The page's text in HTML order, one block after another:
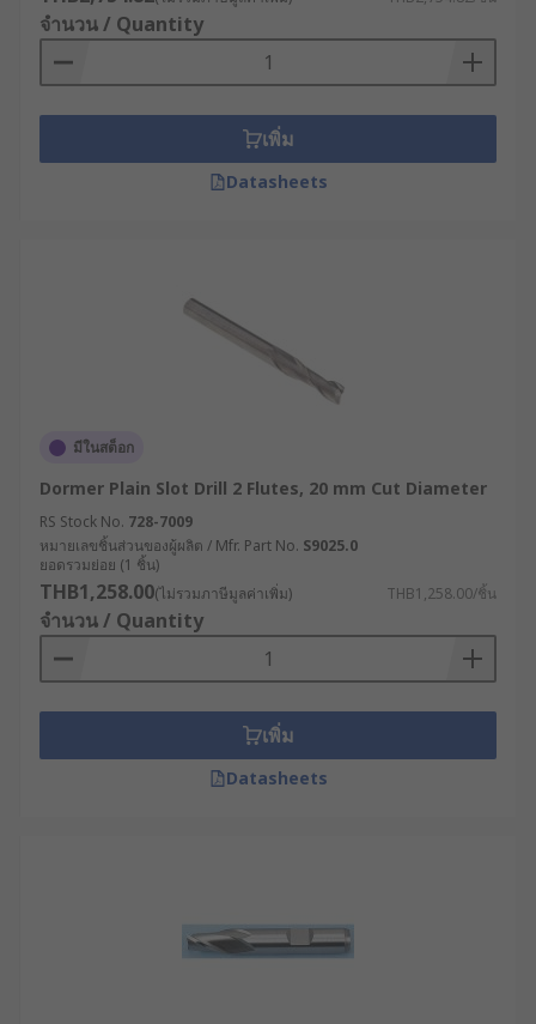
จำนวน / Quantity
เพิ่ม
Datasheets
มีในสต็อก
Dormer Plain Slot Drill 2 Flutes, 20 mm Cut Diameter
RS Stock No. 728-7009
หมายเลขชิ้นส่วนของผู้ผลิต / Mfr. Part No. S9025.0
ยอดรวมย่อย (1 ชิ้น)
THB1,258.00(ไม่รวมภาษีมูลค่าเพิ่ม) THB1,258.00/ชิ้น
จำนวน / Quantity
เพิ่ม
Datasheets